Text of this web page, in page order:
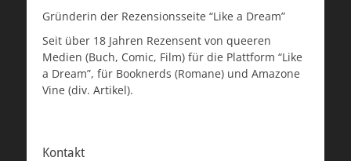
Gründerin der Rezensionsseite “Like a Dream”
Seit über 18 Jahren Rezensent von queeren
Medien (Buch, Comic, Film) für die Plattform “Like
a Dream”, für Booknerds (Romane) und Amazone
Vine (div. Artikel).
Kontakt